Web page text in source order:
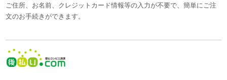
ご住所、お名前、クレジットカード情報等の入力が不要で、簡単にご注
文のお手続きができます。